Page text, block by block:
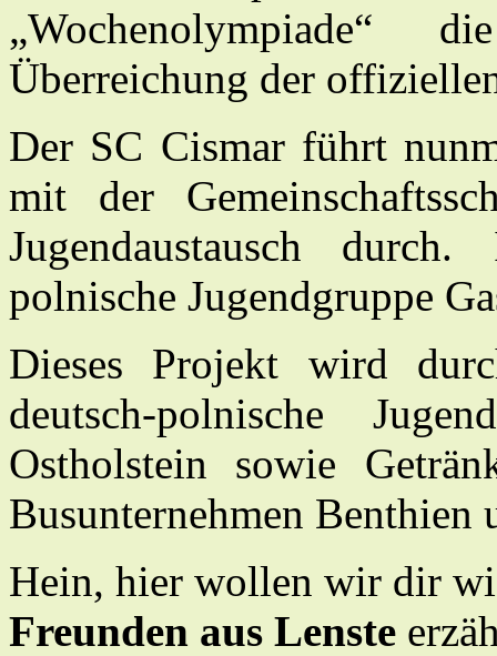
„Wochenolympiade“
Überreichung der
Der SC Cismar führt
mit der
Jugendaustausch
polnische Jugendgruppe
Dieses Projekt wird
deutsch-polnische
Ostholstein sowie
Busunternehmen Benthien
Hein, hier wollen wir dir
Freunden aus Lenste